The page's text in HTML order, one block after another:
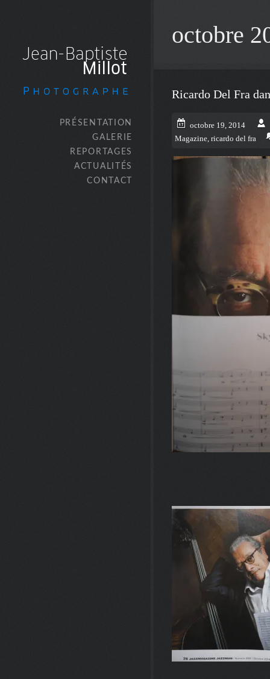
PRÉSENTATION
GALERIE
REPORTAGES
ACTUALITÉS
CONTACT
octobre
Ricardo Del Fra
octobre 19, 2014
Magazine, ricardo del fra